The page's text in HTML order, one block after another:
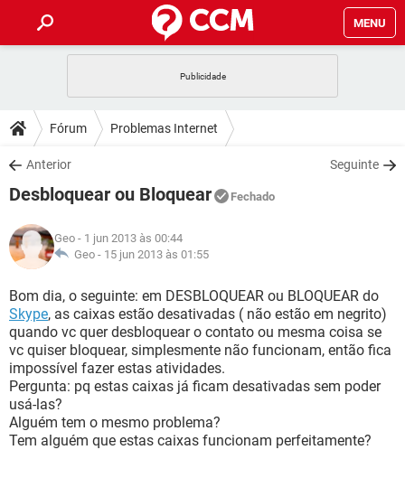
MENU
CELULAR FACEBOOK
OUTLOOK
INSTAGRAM GMAIL
GUIA DE COMPRAS
DICAS
JOGOS WHATSAPP
INSTAGRAM
GUIA DE COMPRAS
DOWNLOADS
JOGOS WHATSAPP
CELULAR
OUTLOOK
INSTAGRAM GMAIL
GUIA DE COMPRAS
JOGOS
CELULAR
OUTLOOK EXCEL
INSTAGRAM GMAIL
GUIA DE COMPRAS
GLOSSÁRIO
JOGOS WHATSAPP
CELULAR FACEBOOK
OUTLOOK EXCEL
INSTAGRAM GMAIL
GUIA DE COMPRAS
Fórum Problemas Internet
Anterior Seguinte
Desbloquear ou Bloquear Fechado
Geo - 1 jun 2013 às 00:44
Geo - 15 jun 2013 às 01:55
Bom dia, o seguinte: em DESBLOQUEAR ou BLOQUEAR do
Skype, as caixas estão desativadas ( não estão em negrito)
quando vc quer desbloquear o contato ou mesma coisa se
vc quiser bloquear, simplesmente não funcionam, então fica
impossível fazer estas atividades.
Pergunta: pq estas caixas já ficam desativadas sem poder
usá-las?
Alguém tem o mesmo problema?
Tem alguém que estas caixas funcionam perfeitamente?